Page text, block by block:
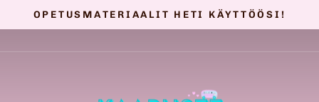
Keskeytä
diaesitys
OPETUSMATERIAALIT HETI KÄYTTÖÖSI!